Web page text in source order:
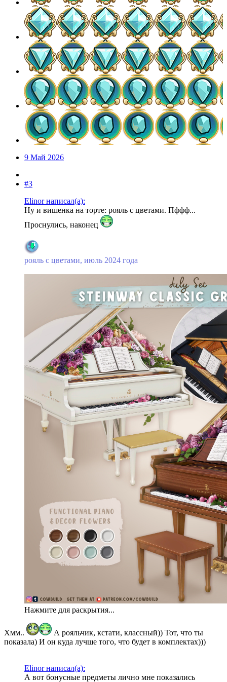
9 Май 2026
#3
Elinor написал(а):
Ну и вишенка на торте: рояль с цветами. Пффф...
Проснулись, наконец
рояль с цветами, июль 2024 года
Нажмите для раскрытия...
Хмм..
А рояльчик, кстати, классный)) Тот, что ты
показала) И он куда лучше того, что будет в комплектах)))
Elinor написал(а):
А вот бонусные предметы лично мне показались